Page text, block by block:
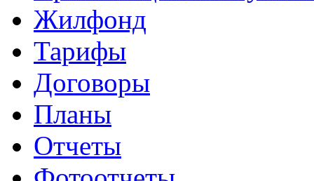
Жилфонд
Тарифы
Договоры
Планы
Отчеты